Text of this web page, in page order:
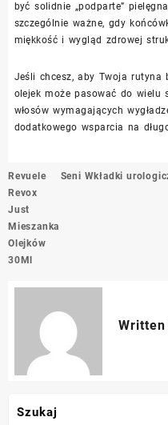
być solidnie „podparte”
szczególnie ważne, gdy
miękkość i wygląd zdrowej
Jeśli chcesz, aby Twoja rutyna
olejek może pasować do wielu
włosów wymagających
dodatkowego wsparcia na
Nawigacja
wpisu
Revuele
Revox
Just
Mieszanka
Olejków
30Ml
Seni Wkładki
Written
Szukaj